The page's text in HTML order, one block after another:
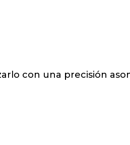
con una precisión